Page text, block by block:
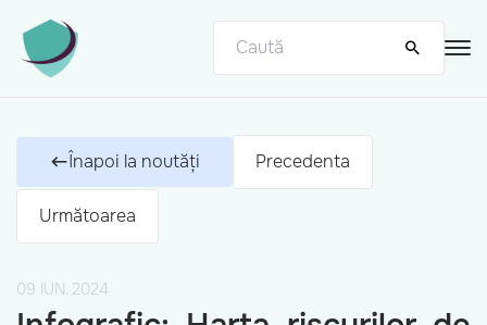
Înapoi la noutăți Precedenta
Următoarea
09 IUN. 2024